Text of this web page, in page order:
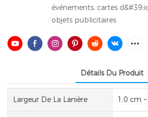
événements, cartes
objets publicitaires
Détails Du Produit
Largeur De La Lanière 1,0 cm